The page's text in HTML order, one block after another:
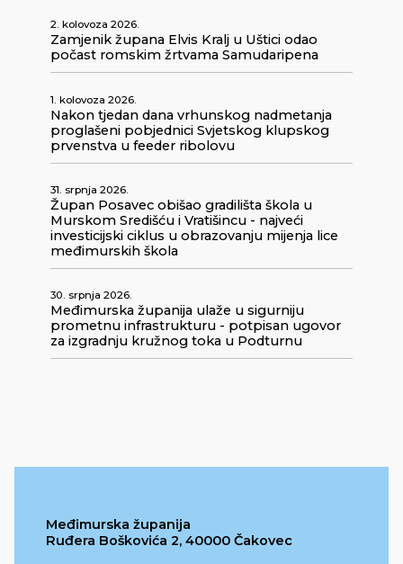
2. kolovoza 2026.
Zamjenik župana Elvis Kralj u Uštici odao
počast romskim žrtvama Samudaripena
1. kolovoza 2026.
Nakon tjedan dana vrhunskog nadmetanja
proglašeni pobjednici Svjetskog klupskog
prvenstva u feeder ribolovu
31. srpnja 2026.
Župan Posavec obišao gradilišta škola u
Murskom Središću i Vratišincu - najveći
investicijski ciklus u obrazovanju mijenja lice
međimurskih škola
30. srpnja 2026.
Međimurska županija ulaže u sigurniju
prometnu infrastrukturu - potpisan ugovor
za izgradnju kružnog toka u Podturnu
Međimurska županija
Ruđera Boškovića 2, 40000 Čakovec